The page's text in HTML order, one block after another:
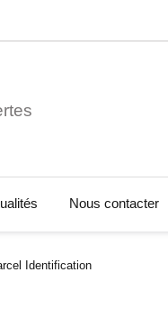
Nous contacter
Identification